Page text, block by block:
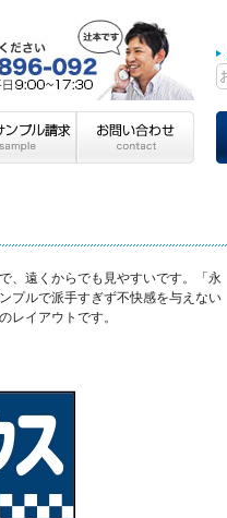
、遠くからでも見やすいです。「永
プルで派手すぎず不快感を与えない
レイアウトです。